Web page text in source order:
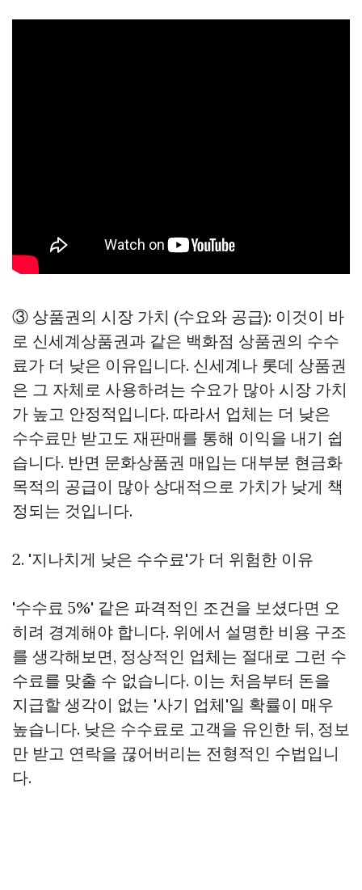
③ 상품권의 시장 가치 (수요와 공급): 이것이 바
로 신세계상품권과 같은 백화점 상품권의 수수
료가 더 낮은 이유입니다. 신세계나 롯데 상품권
은 그 자체로 사용하려는 수요가 많아 시장 가치
가 높고 안정적입니다. 따라서 업체는 더 낮은
수수료만 받고도 재판매를 통해 이익을 내기 쉽
습니다. 반면 문화상품권 매입는 대부분 현금화
목적의 공급이 많아 상대적으로 가치가 낮게 책
정되는 것입니다.
2. '지나치게 낮은 수수료'가 더 위험한 이유
'수수료 5%' 같은 파격적인 조건을 보셨다면 오
히려 경계해야 합니다. 위에서 설명한 비용 구조
를 생각해보면, 정상적인 업체는 절대로 그런 수
수료를 맞출 수 없습니다. 이는 처음부터 돈을
지급할 생각이 없는 '사기 업체'일 확률이 매우
높습니다. 낮은 수수료로 고객을 유인한 뒤, 정보
만 받고 연락을 끊어버리는 전형적인 수법입니
다.